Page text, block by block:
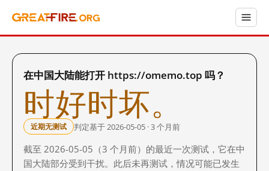
在中国大陆能打开 https://omemo.top 吗？
时好时坏。
近期无测试 判定基于 2026-05-05 · 3 个月前
截至 2026-05-05（3 个月前）的最近一次测试，它在中
国大陆部分受到干扰。此后未再测试，情况可能已发生